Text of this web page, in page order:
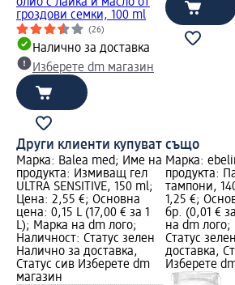
гроздови семки, 100 ml
(26)
Налично за доставка
Изберете dm магазин
Други клиенти купуват също
Марка: Balea med; Име на
продукта: Измиващ гел
ULTRA SENSITIVE, 150 ml;
Цена: 2,55 €; Основна
цена: 0,15 L (17,00 € за 1
L); Марка на dm лого;
Наличност: Статус зелен
Налично за доставка,
Статус сив Изберете dm
магазин
Марка:
продукта:
тампони,
1,25 €;
бр. (0,01 €
на dm лого;
Статус
доставка,
Изберете